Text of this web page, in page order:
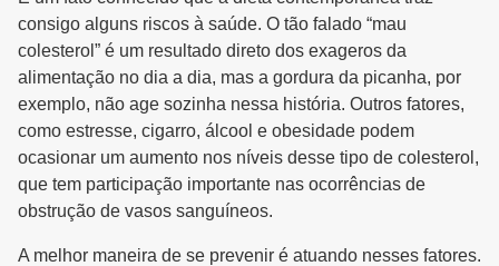
consigo alguns riscos à saúde. O tão falado “mau
colesterol” é um resultado direto dos exageros da
alimentação no dia a dia, mas a gordura da picanha, por
exemplo, não age sozinha nessa história. Outros fatores,
como estresse, cigarro, álcool e obesidade podem
ocasionar um aumento nos níveis desse tipo de colesterol,
que tem participação importante nas ocorrências de
obstrução de vasos sanguíneos.
A melhor maneira de se prevenir é atuando nesses fatores.